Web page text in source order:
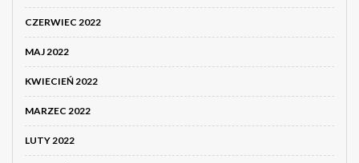
CZERWIEC 2022
MAJ 2022
KWIECIEŃ 2022
MARZEC 2022
LUTY 2022